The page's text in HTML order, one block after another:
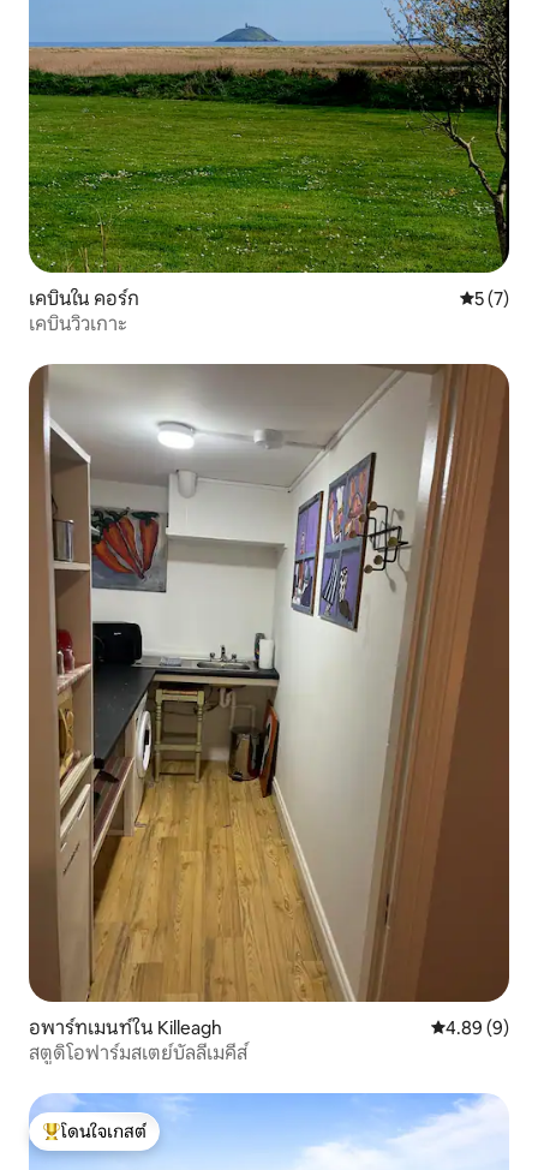
เคบินใน คอร์ก คะแนนเฉ
5 (7)
เคบินวิวเกาะ
อพาร์ทเมนท์ใน Killeagh คะแนนเฉลี่ย
4.89 (9)
สตูดิโอฟาร์มสเตย์บัลลีเมคีส์
โดนใจเกสต์ที่สุด
โดนใจเกสต์